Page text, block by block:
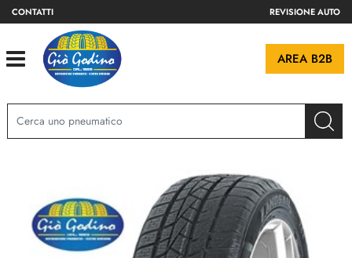
CONTATTI REVISIONE AUTO
Open AREA B2B